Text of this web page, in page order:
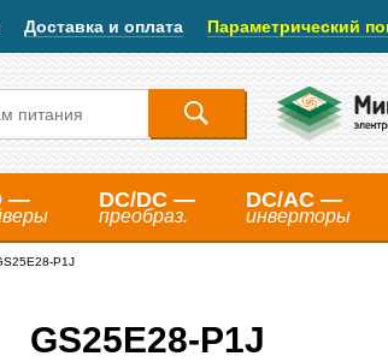
Доставка и оплата Параметрический
— DC/DC —
преобраз.
DC/AC —
инверторы
P1J
GS25E28-P1J